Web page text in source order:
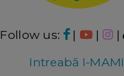
Follow us: | | |
Intreabă I-MAMI